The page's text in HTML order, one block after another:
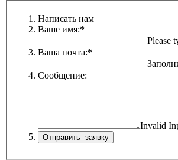
Написать нам
Ваше имя:*
Please
Ваша почта:*
Сообщение:
Invalid